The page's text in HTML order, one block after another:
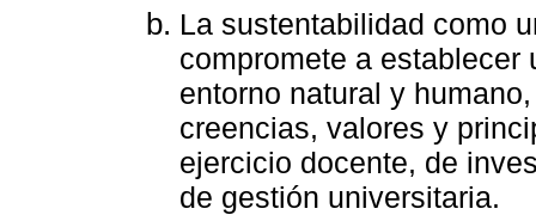
La sustentabilidad como
compromete a establecer
entorno natural y
creencias, valores y
ejercicio docente, de
de gestión universitaria.